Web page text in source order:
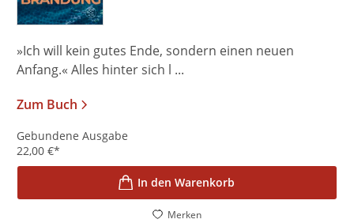
»Ich will kein gutes Ende, sondern einen neuen
Anfang.« Alles hinter sich l ...
Zum Buch
Gebundene Ausgabe
22,00 €*
In den Warenkorb
Merken